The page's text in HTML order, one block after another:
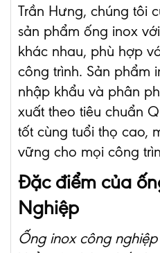
Trần Hưng, chúng tôi
sản phẩm ống inox
khác nhau, phù hợp
công trình. Sản phẩm
nhập khẩu và phân
xuất theo tiêu chuẩn
tốt cùng tuổi thọ cao,
vững cho mọi công
Đặc điểm của
Nghiệp
Ống inox công nghiệp